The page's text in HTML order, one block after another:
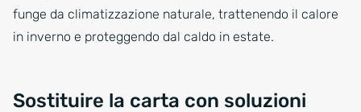
funge da climatizzazione naturale, trattenendo il calore
in inverno e proteggendo dal caldo in estate.
Sostituire la carta con soluzioni